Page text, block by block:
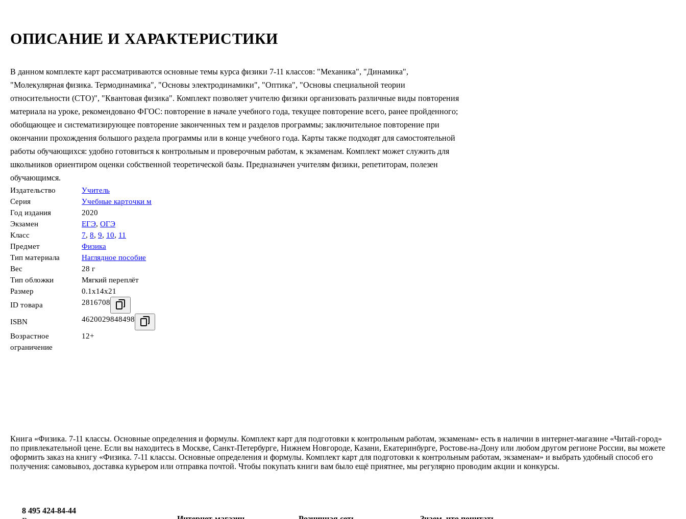
ОПИСАНИЕ И ХАРАКТЕРИСТИКИ
В данном комплекте карт рассматриваются основные темы курса физики 7-11 классов: "Механика", "Динамика",
"Молекулярная физика. Термодинамика", "Основы электродинамики", "Оптика", "Основы специальной теории
относительности (СТО)", "Квантовая физика". Комплект позволяет учителю физики организовать различные виды повторения
материала на уроке, рекомендовано ФГОС: повторение в начале учебного года, текущее повторение всего, ранее пройденного;
обобщающее и систематизирующее повторение законченных тем и разделов программы; заключительное повторение при
окончании прохождения большого раздела программы или в конце учебного года. Карты также подходят для самостоятельной
работы обучающихся: удобно готовиться к контрольным и проверочным работам, к экзаменам. Комплект может служить для
школьников ориентиром оценки собственной теоретической базы. Предназначен учителям физики, репетиторам, полезен
обучающимся.
Издательство
Учитель
Серия
Учебные карточки м
Год издания
2020
Экзамен
ЕГЭ, ОГЭ
Класс
7, 8, 9, 10, 11
Предмет
Физика
Тип материала
Наглядное пособие
Вес
28 г
Тип обложки
Мягкий переплёт
Размер
0.1x14x21
ID товара
2816708
ISBN 4620029848498
Возрастное
ограничение
12+
Книга «Физика. 7-11 классы. Основные определения и формулы. Комплект карт для подготовки к контрольным работам, экзаменам» есть в наличии в интернет-магазине «Читай-город»
по привлекательной цене. Если вы находитесь в Москве, Санкт-Петербурге, Нижнем Новгороде, Казани, Екатеринбурге, Ростове-на-Дону или любом другом регионе России, вы можете
оформить заказ на книгу «Физика. 7-11 классы. Основные определения и формулы. Комплект карт для подготовки к контрольным работам, экзаменам» и выбрать удобный способ его
получения: самовывоз, доставка курьером или отправка почтой. Чтобы покупать книги вам было ещё приятнее, мы регулярно проводим акции и конкурсы.
8 495 424-84-44